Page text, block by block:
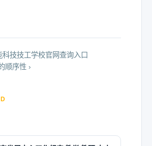
科技技工学校官网查询入口
顺序性 ›